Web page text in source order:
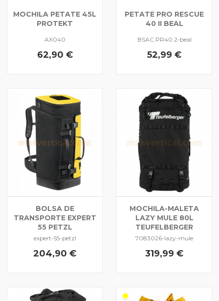
MOCHILA PETATE 45L
PROTEKT
AX040
62,90 €
PETATE PRO RESCUE
40 II BEAL
BSAC.PR40.2-beal
52,99 €
BOLSA DE
TRANSPORTE EXPERT
55 PETZL
expert-55-petzl
204,90 €
MOCHILA-MALETA
LAZY MULE 80L
TEUFELBERGER
7083026-lazy-mule
319,99 €